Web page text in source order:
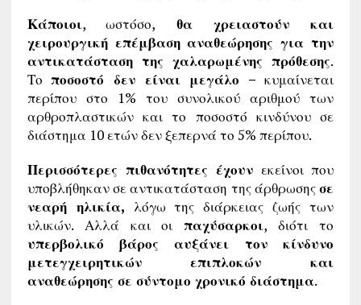
Κάποιοι, ωστόσο, θα χρειαστούν και
χειρουργική επέμβαση αναθεώρησης για την
αντικατάσταση της χαλαρωμένης πρόθεσης.
Τοποσοστό δεν είναι μεγάλο – κυμαίνεται
περίπου στο 1% του συνολικού αριθμού των
αρθροπλαστικών και το ποσοστό κινδύνου σε
διάστημα 10 ετών δεν ξεπερνά το 5% περίπου.
Περισσότερες πιθανότητες έχουνεκείνοι που
υποβλήθηκαν σε αντικατάσταση της άρθρωσηςσε
νεαρή ηλικία, λόγω της διάρκειας ζωής των
υλικών. Αλλά και οιπαχύσαρκοι, διότι το
υπερβολικό βάρος αυξάνει τον κίνδυνο
μετεγχειρητικών επιπλοκών και
αναθεώρησης σε σύντομο χρονικό διάστημα.